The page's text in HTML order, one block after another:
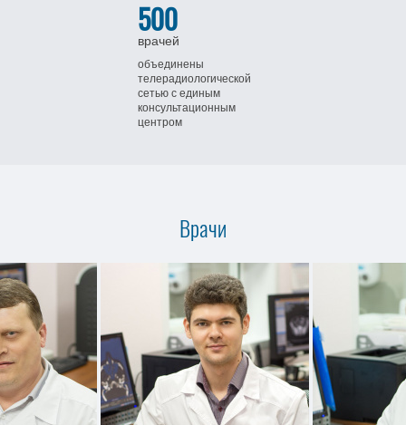
500
врачей
объединены
телерадиологической
сетью с единым
консультационным
центром
Врачи